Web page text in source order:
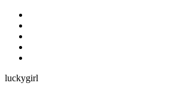
luckygirl